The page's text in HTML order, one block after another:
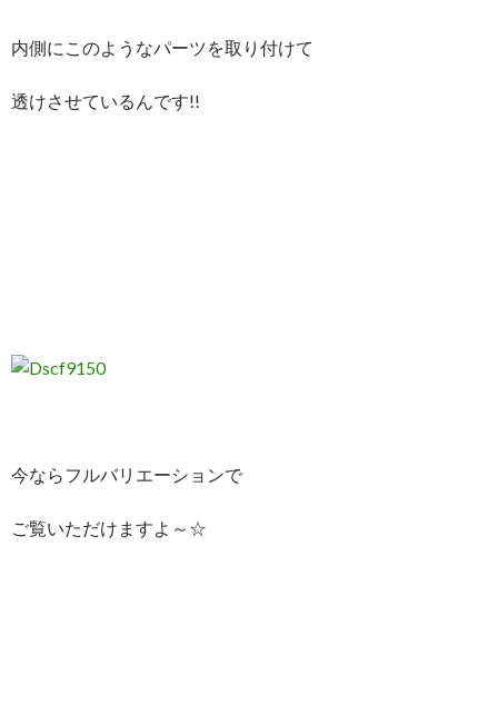
内側にこのようなパーツを取り付けて
透けさせているんです!!
今ならフルバリエーションで
ご覧いただけますよ～☆